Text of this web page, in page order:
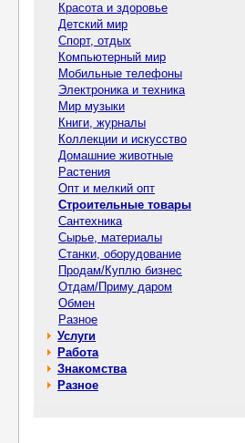
Красота и здоровье
Детский мир
Спорт, отдых
Компьютерный мир
Мобильные телефоны
Электроника и техника
Мир музыки
Книги, журналы
Коллекции и искусство
Домашние животные
Растения
Опт и мелкий опт
Строительные товары
Сантехника
Сырье, материалы
Станки, оборудование
Продам/Куплю бизнес
Отдам/Приму даром
Обмен
Разное
Услуги
Работа
Знакомства
Разное